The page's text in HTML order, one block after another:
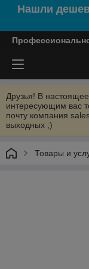
Нашли
Друзья! В
интересующим вас
почту компания
выходных ;)
Товары и